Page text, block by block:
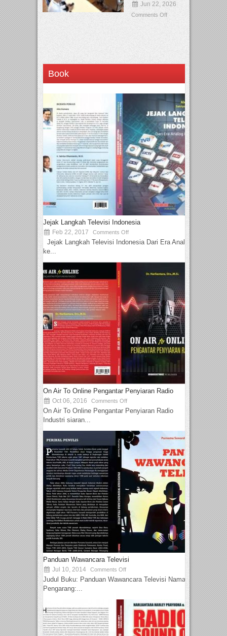
Jun 22, 2026
Comments Off
Book
Jejak Langkah Televisi Indonesia
Feb 22, 2017 Comments Off
Jejak Langkah Televisi Indonesia Dari Era Analog
ke...
On Air To Online Pengantar Penyiaran Radio
Oct 06, 2016 Comments Off
On Air To Online Pengantar Penyiaran Radio
Industri siaran...
Panduan Wawancara Televisi
Jul 10, 2014 Comments Off
Judul Buku: Panduan Wawancara Televisi Nama
Pengarang:...